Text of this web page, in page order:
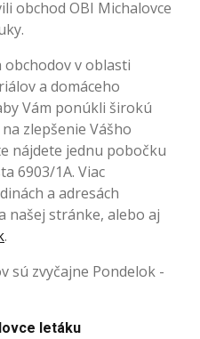
obchod OBI Michalovce
obchodov v oblasti
a domáceho
Vám ponúkli širokú
zlepšenie Vášho
nájdete jednu pobočku
6903/1A. Viac
a adresách
našej stránke, alebo aj
.
sú zvyčajne Pondelok -
letáku